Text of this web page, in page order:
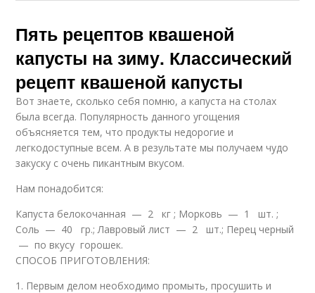
Пять рецептов квашеной
капусты на зиму. Классический
рецепт квашеной капусты
Вот знаете, сколько себя помню, а капуста на столах
была всегда. Популярность данного угощения
объясняется тем, что продукты недорогие и
легкодоступные всем. А в результате мы получаем чудо
закуску с очень пикантным вкусом.
Нам понадобится:
Капуста белокочанная — 2 кг ; Морковь — 1 шт. ;
Соль — 40 гр.; Лавровый лист — 2 шт.; Перец черный
— по вкусу горошек.
СПОСОБ ПРИГОТОВЛЕНИЯ:
1. Первым делом необходимо промыть, просушить и